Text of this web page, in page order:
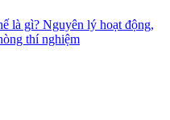
là gì? Nguyên lý hoạt động,
thí nghiệm